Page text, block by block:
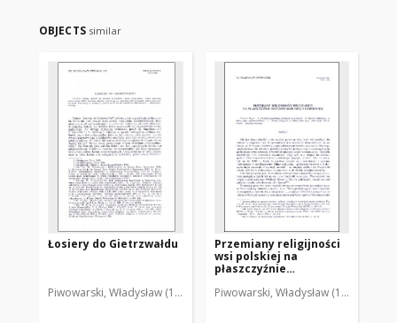
OBJECTS similar
Łosiery do Gietrzwałdu
Piwowarski, Władysław (1929-2001)
Przemiany religijności
wsi polskiej na
płaszczyźnie
codziennej
Piwowarski, Władysław (1929-2001)